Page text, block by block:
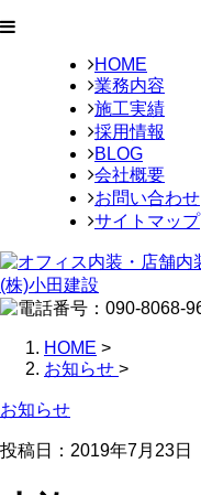
HOME
業務内容
施工実績
採用情報
BLOG
会社概要
お問い合わせ
サイトマップ
HOME >
お知らせ >
お知らせ
投稿日： 2019年7月23日